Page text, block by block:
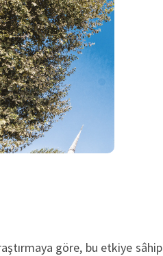
göre, bu etkiye sâhip